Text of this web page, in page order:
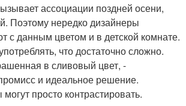
ассоциации поздней осени,
Поэтому нередко дизайнеры
с данным цветом и в детской комнате.
что достаточно сложно.
в сливовый цвет, -
и идеальное решение.
просто контрастировать.